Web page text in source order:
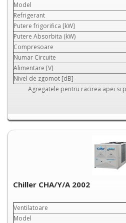
Model
Refrigerant
Putere frigorifica [kW]
Putere Absorbita (kW)
Compresoare
Numar Circuite
Alimentare [V]
Nivel de zgomot [dB]
Agregatele pentru racirea apei si
Chiller CHA/Y/A 2002
Ventilatoare
Model